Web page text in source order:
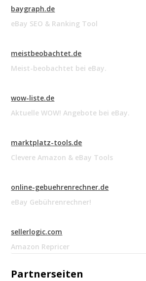
baygraph.de
eBay SEO & Ranking Tool
meistbeobachtet.de
Meist-beobachtet bei eBay.
wow-liste.de
Aktuelle WOW! Angebote bei eBay.
marktplatz-tools.de
Clevere Amazon & eBay Tools
online-gebuehrenrechner.de
eBay Gebührenrechner!
sellerlogic.com
Amazon Repricer
Partnerseiten